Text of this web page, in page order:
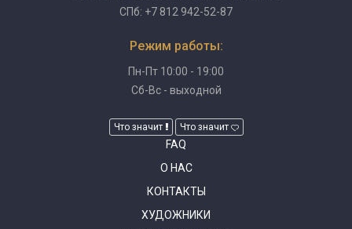
СПб: +7 812 942-52-87
Режим работы:
Пн-Пт 10:00 - 19:00
Сб-Вс - выходной
Что значит Что значит
FAQ
О НАС
КОНТАКТЫ
ХУДОЖНИКИ